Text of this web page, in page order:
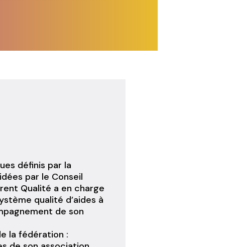
définis par la
par le Conseil
Qualité a en charge
qualité d’aides à
de son
la fédération :